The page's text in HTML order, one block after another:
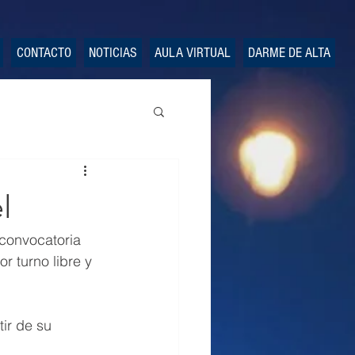
CONTACTO NOTICIAS AULA VIRTUAL DARME DE ALTA
turno libre y
de su